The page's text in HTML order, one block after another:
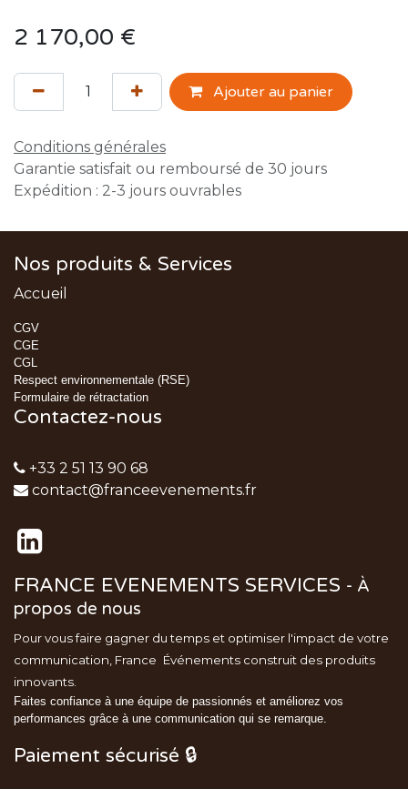
2 170,00 €
Ajouter au panier
Conditions générales
Garantie satisfait ou remboursé de 30 jours
Expédition : 2-3 jours ouvrables
Nos produits & Services
Accueil
CGV
CGE
CGL
Respect environnementale (RSE)
Formulaire de rétractation
Contactez-nous
+33 2 51 13 90 68
contact@franceevenements.fr
FRANCE EVENEMENTS SERVICES - À
propos de nous
Pour vous faire gagner du temps et optimiser l'impact de votre
communication, France Événements construit des produits
innovants.
Faites confiance à une équipe de passionnés et améliorez vos
performances grâce à une communication qui se remarque.
Paiement sécurisé 🔒